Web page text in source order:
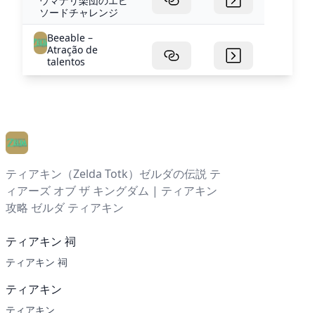
ソードチャレンジ
Beeable –
Atração de
talentos
ティアキン（Zelda Totk）ゼルダの伝説 テ
ィアーズ オブ ザ キングダム | ティアキン
攻略 ゼルダ ティアキン
ティアキン 祠
ティアキン 祠
ティアキン
ティアキン